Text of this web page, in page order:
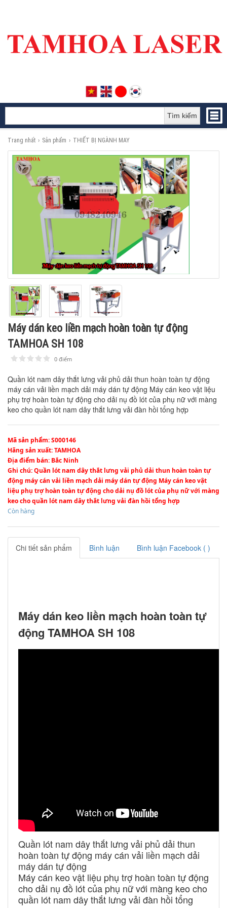
Tìm kiếm
Trang nhất › Sản phẩm › THIẾT BỊ NGÀNH MAY
Máy dán keo liền mạch hoàn toàn tự động
TAMHOA SH 108
1 2 3 4 5 0 điểm
Quần lót nam dây thắt lưng vải phủ dải thun hoàn toàn tự động
máy cán vải liền mạch dải máy dán tự động Máy cán keo vật liệu
phụ trợ hoàn toàn tự động cho dải nụ đồ lót của phụ nữ với màng
keo cho quần lót nam dây thắt lưng vải đàn hồi tổng hợp
Mã sản phẩm: S000146
Hãng sản xuất: TAMHOA
Địa điểm bán: Bắc Ninh
Ghi chú: Quần lót nam dây thắt lưng vải phủ dải thun hoàn toàn tự
động máy cán vải liền mạch dải máy dán tự động Máy cán keo vật
liệu phụ trợ hoàn toàn tự động cho dải nụ đồ lót của phụ nữ với màng
keo cho quần lót nam dây thắt lưng vải đàn hồi tổng hợp
Còn hàng
Chi tiết sản phẩm Bình luận Bình luận Facebook ( )
Máy dán keo liền mạch hoàn toàn tự
động TAMHOA SH 108
Quần lót nam dây thắt lưng vải phủ dải thun
hoàn toàn tự động máy cán vải liền mạch dải
máy dán tự động
Máy cán keo vật liệu phụ trợ hoàn toàn tự động
cho dải nụ đồ lót của phụ nữ với màng keo cho
quần lót nam dây thắt lưng vải đàn hồi tổng